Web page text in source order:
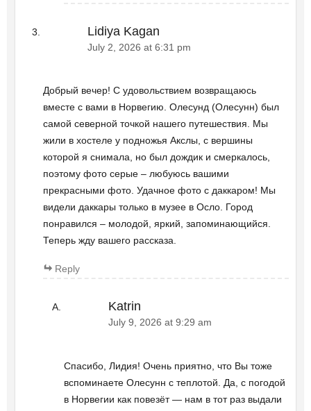
Lidiya Kagan
July 2, 2026 at 6:31 pm
Добрый вечер! С удовольствием возвращаюсь
вместе с вами в Норвегию. Олесунд (Олесунн) был
самой северной точкой нашего путешествия. Мы
жили в хостеле у подножья Акслы, с вершины
которой я снимала, но был дождик и смеркалось,
поэтому фото серые – любуюсь вашими
прекрасными фото. Удачное фото с даккаром! Мы
видели даккары только в музее в Осло. Город
понравился – молодой, яркий, запоминающийся.
Теперь жду вашего рассказа.
Reply
Katrin
July 9, 2026 at 9:29 am
Спасибо, Лидия! Очень приятно, что Вы тоже
вспоминаете Олесунн с теплотой. Да, с погодой
в Норвегии как повезёт — нам в тот раз выдали